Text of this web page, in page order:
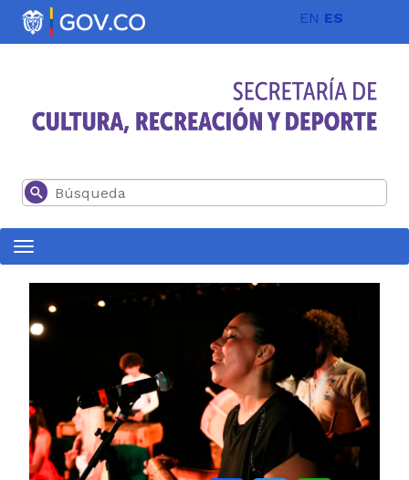
Pasar al contenido principal EN ES
Buscar